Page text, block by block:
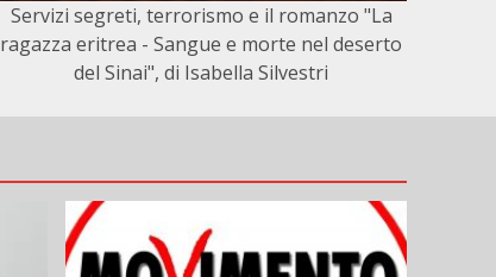
Servizi segreti, terrorismo e il romanzo "La
ragazza eritrea - Sangue e morte nel deserto
del Sinai", di Isabella Silvestri